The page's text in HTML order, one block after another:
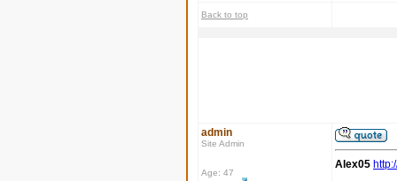
Back to top
admin
Site Admin
Age: 47
Alex05